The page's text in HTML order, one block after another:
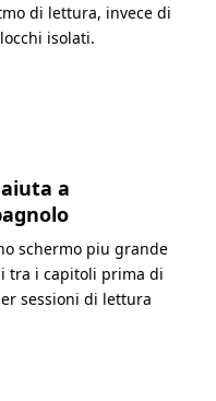
di lettura, invece di
isolati.
a
schermo piu grande
tra i capitoli prima di
sessioni di lettura